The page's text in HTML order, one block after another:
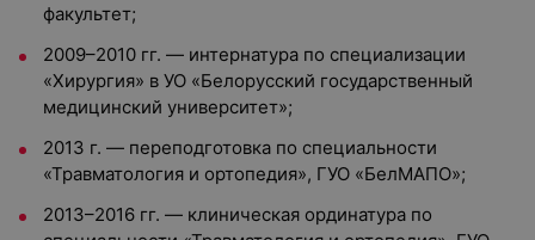
факультет;
2009–2010 гг. — интернатура по специализации
«Хирургия» в УО «Белорусский государственный
медицинский университет»;
2013 г. — переподготовка по специальности
«Травматология и ортопедия», ГУО «БелМАПО»;
2013–2016 гг. — клиническая ординатура по